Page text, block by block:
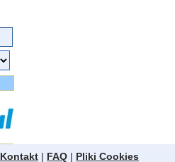
Kontakt | FAQ | Pliki Cookies